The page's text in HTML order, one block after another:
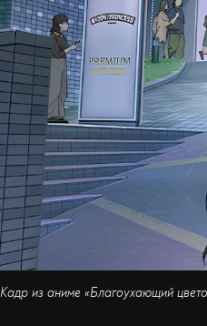
Кадр из аниме «Благоухающий